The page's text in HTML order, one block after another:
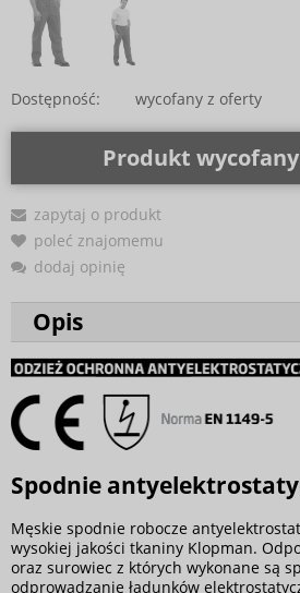
Dostępność: wycofany z oferty
Produkt
zapytaj o produkt
poleć znajomemu
dodaj opinię
Opis
Spodnie
Męskie spodnie robocze
wysokiej jakości tkaniny Klopman.
oraz surowiec z których wykonane są
odprowadzanie ładunków